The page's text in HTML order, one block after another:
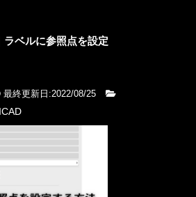
ベルに参照点を設定
最終更新日:2022/08/25